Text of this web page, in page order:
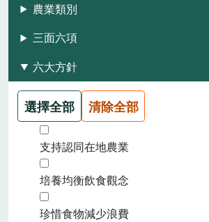
農業類別
三面六項
六大方針
選擇全部 清除全部
支持認同在地農業
培養均衡飲食觀念
珍惜食物減少浪費